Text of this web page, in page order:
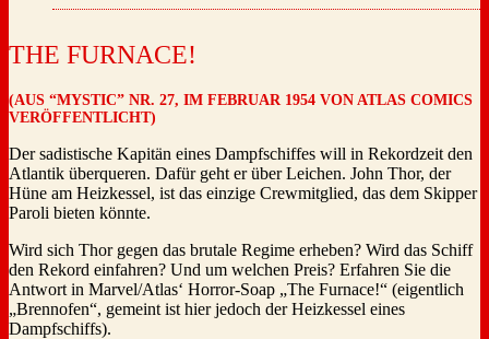
THE FURNACE!
(AUS “MYSTIC” NR. 27, IM FEBRUAR 1954 VON ATLAS COMICS
VERÖFFENTLICHT)
Der sadistische Kapitän eines Dampfschiffes will in Rekordzeit den
Atlantik überqueren. Dafür geht er über Leichen. John Thor, der
Hüne am Heizkessel, ist das einzige Crewmitglied, das dem Skipper
Paroli bieten könnte.
Wird sich Thor gegen das brutale Regime erheben? Wird das Schiff
den Rekord einfahren? Und um welchen Preis? Erfahren Sie die
Antwort in Marvel/Atlas‘ Horror-Soap „The Furnace!“ (eigentlich
„Brennofen“, gemeint ist hier jedoch der Heizkessel eines
Dampfschiffs).